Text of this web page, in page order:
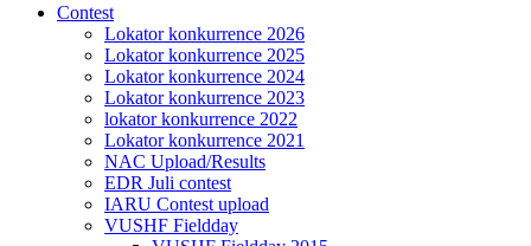
Contest
Lokator konkurrence 2026
Lokator konkurrence 2025
Lokator konkurrence 2024
Lokator konkurrence 2023
lokator konkurrence 2022
Lokator konkurrence 2021
NAC Upload/Results
EDR Juli contest
IARU Contest upload
VUSHF Fieldday